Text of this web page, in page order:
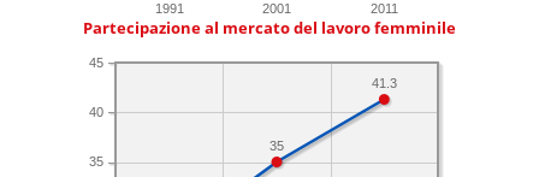
1991 2001 2011
Partecipazione al mercato del lavoro femminile
35
40
45
41.3
35